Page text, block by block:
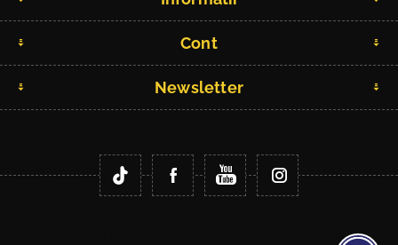
Cont
Newsletter
Copyright © 2026 Fitlife.ro. Toate drepturile rezervate.